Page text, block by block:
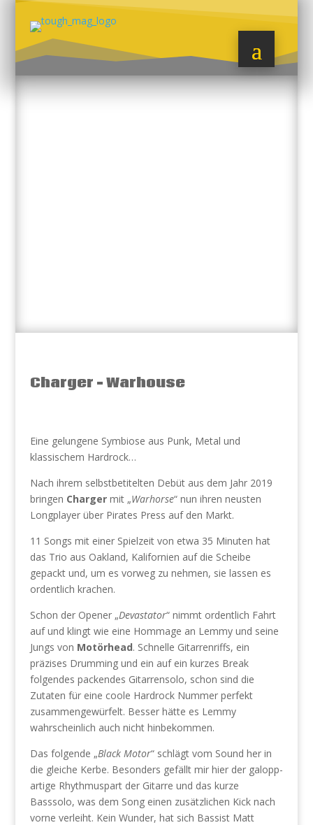
Charger – Warhouse
Eine gelungene Symbiose aus Punk, Metal und
klassischem Hardrock…
Nach ihrem selbstbetitelten Debüt aus dem Jahr 2019
bringen Chargermit „Warhorse“ nun ihren neusten
Longplayer über Pirates Press auf den Markt.
11 Songs mit einer Spielzeit von etwa 35 Minuten hat
das Trio aus Oakland, Kalifornien auf die Scheibe
gepackt und, um es vorweg zu nehmen, sie lassen es
ordentlich krachen.
Schon der Opener „Devastator“ nimmt ordentlich Fahrt
auf und klingt wie eine Hommage an Lemmy und seine
Jungs von Motörhead. Schnelle Gitarrenriffs, ein
präzises Drumming und ein auf ein kurzes Break
folgendes packendes Gitarrensolo, schon sind die
Zutaten für eine coole Hardrock Nummer perfekt
zusammengewürfelt. Besser hätte es Lemmy
wahrscheinlich auch nicht hinbekommen.
Das folgende „Black Motor“ schlägt vom Sound her in
die gleiche Kerbe. Besonders gefällt mir hier der galopp-
artige Rhythmuspart der Gitarre und das kurze
Basssolo, was dem Song einen zusätzlichen Kick nach
vorne verleiht. Kein Wunder, hat sich Bassist Matt